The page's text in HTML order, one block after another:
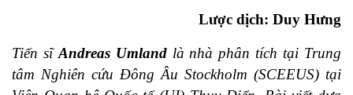
Lược dịch: Duy Hưng
Tiến sĩ Andreas Umlandlà nhà phân tích tại Trung
tâm Nghiên cứu Đông Âu Stockholm (SCEEUS) tại